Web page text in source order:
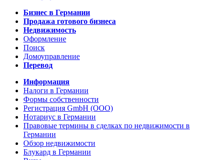
Бизнес в Германии
Продажа готового бизнеса
Недвижимость
Оформление
Поиск
Домоуправление
Перевод
Информация
Налоги в Германии
Формы собственности
Регистрация GmbH (ООО)
Нотариус в Германии
Правовые термины в сделках по недвижимости в
Германии
Обзор недвижимости
Блукард в Германии